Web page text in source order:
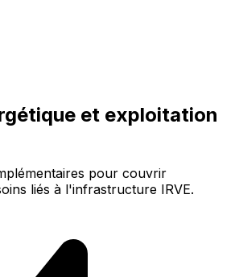
et exploitation
pour couvrir
liés à l'infrastructure IRVE.